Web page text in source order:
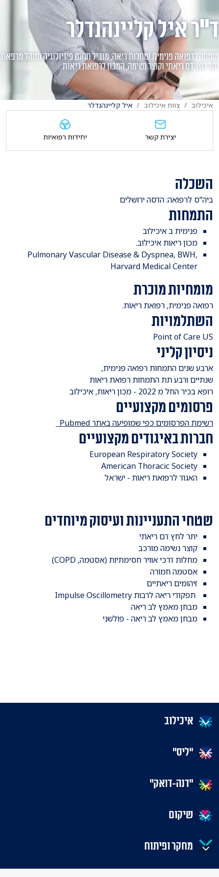
ד"ר איל קליינהנדלר
מומחה לרפואה פנימית ומחלות ריאה, מוביל תחום פיזיולוגיה ומנהל מרפאת
יתר לחץ דם ריאתי וקוצר נשימה, המכון לרפואת ריאות
איכילוב צוות איכילוב איל קליינהנדלר
השכלה
​ביה"ס לרפואה: הדסה ירושלים
התמחות
​פנימית ב איכילוב
מכון ריאות איכילוב.
Pulmonary Vascular Disease & Dyspnea, BWH,
Harvard Medical Center
מומחיות מוכרת
​רפואה פנימית, רפואת ריאות.
השתלמויות
​Point of Care US
ניסיון קליני
​ארבע שנים התמחות רפואה פנימית,
שנתיים ורבע תת התמחות רפואת ריאות
רופא בכיר החל מ 2022 - מכון ריאות, איכילוב
פרסומים מקצועיים
רשימת הפרסומים כפי שמופיעה באתר Pubmed
חברות באיגודים מקצועיים
​European Respiratory Society
American Thoracic Society
האגוד לרפואת ריאות - ישראל
שטחי התעניינות ועיסוק מיוחדים
​יתר לחץ דם ריאתי
קוצר נשימה מורכב
מחלות דרכי אוויר חסימתיות (אסטמה, COPD)
אסטמה חמורה
זיהומים ריאתיים
תפקודי ריאה לרבות Impulse Oscillometry
מבחן מאמץ לב ריאה
מבחן מאמץ לב ריאה - פולשני
יצירת קשר יחידות רפואיות
איכילוב
"ליס"
"דנה-דואק"
שיקום
מחקר ופיתוח